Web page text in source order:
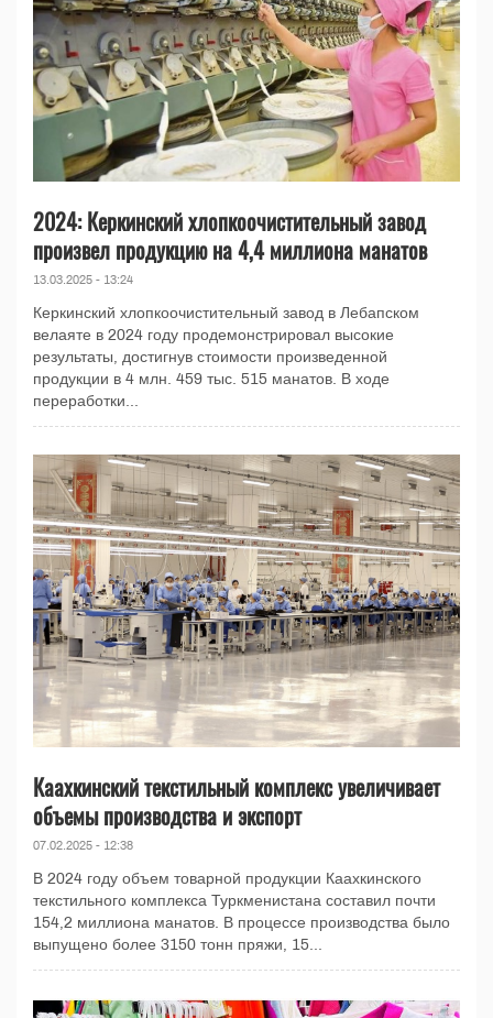
2024: Керкинский хлопкоочистительный завод
произвел продукцию на 4,4 миллиона манатов
13.03.2025 - 13:24
Керкинский хлопкоочистительный завод в Лебапском
велаяте в 2024 году продемонстрировал высокие
результаты, достигнув стоимости произведенной
продукции в 4 млн. 459 тыс. 515 манатов. В ходе
переработки...
Каахкинский текстильный комплекс увеличивает
объемы производства и экспорт
07.02.2025 - 12:38
В 2024 году объем товарной продукции Каахкинского
текстильного комплекса Туркменистана составил почти
154,2 миллиона манатов. В процессе производства было
выпущено более 3150 тонн пряжи, 15...